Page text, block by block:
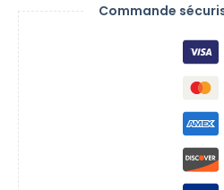
Commande